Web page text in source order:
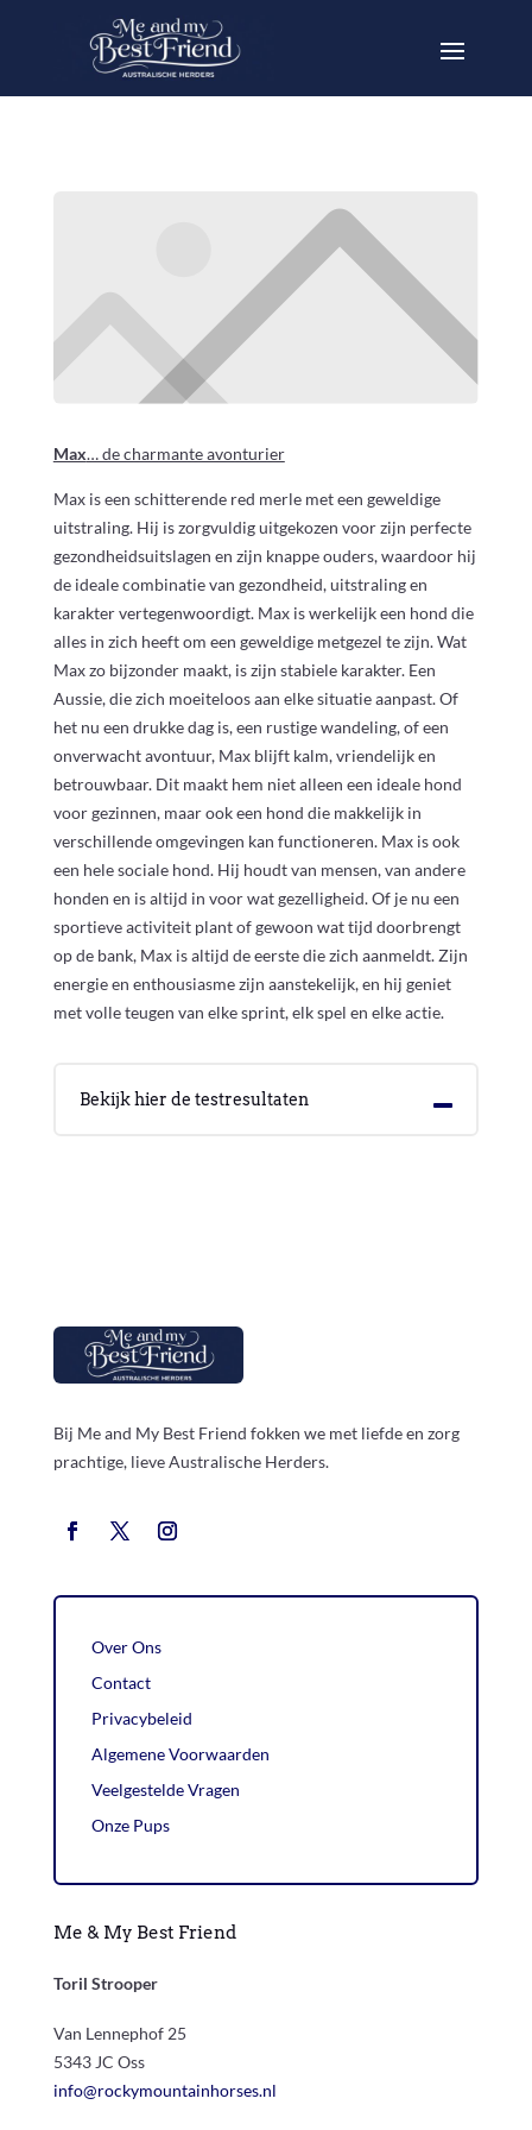
Max… de charmante avonturier
Max is een schitterende red merle met een geweldige
uitstraling. Hij is zorgvuldig uitgekozen voor zijn perfecte
gezondheidsuitslagen en zijn knappe ouders, waardoor hij
de ideale combinatie van gezondheid, uitstraling en
karakter vertegenwoordigt. Max is werkelijk een hond die
alles in zich heeft om een geweldige metgezel te zijn. Wat
Max zo bijzonder maakt, is zijn stabiele karakter. Een
Aussie, die zich moeiteloos aan elke situatie aanpast. Of
het nu een drukke dag is, een rustige wandeling, of een
onverwacht avontuur, Max blijft kalm, vriendelijk en
betrouwbaar. Dit maakt hem niet alleen een ideale hond
voor gezinnen, maar ook een hond die makkelijk in
verschillende omgevingen kan functioneren. Max is ook
een hele sociale hond. Hij houdt van mensen, van andere
honden en is altijd in voor wat gezelligheid. Of je nu een
sportieve activiteit plant of gewoon wat tijd doorbrengt
op de bank, Max is altijd de eerste die zich aanmeldt. Zijn
energie en enthousiasme zijn aanstekelijk, en hij geniet
met volle teugen van elke sprint, elk spel en elke actie.
Bekijk hier de testresultaten
Bij Me and My Best Friend fokken we met liefde en zorg
prachtige, lieve Australische Herders.
Over Ons
Contact
Privacybeleid
Algemene Voorwaarden
Veelgestelde Vragen
Onze Pups
Me & My Best Friend
Toril Strooper
Van Lennephof 25
5343 JC Oss
info@rockymountainhorses.nl